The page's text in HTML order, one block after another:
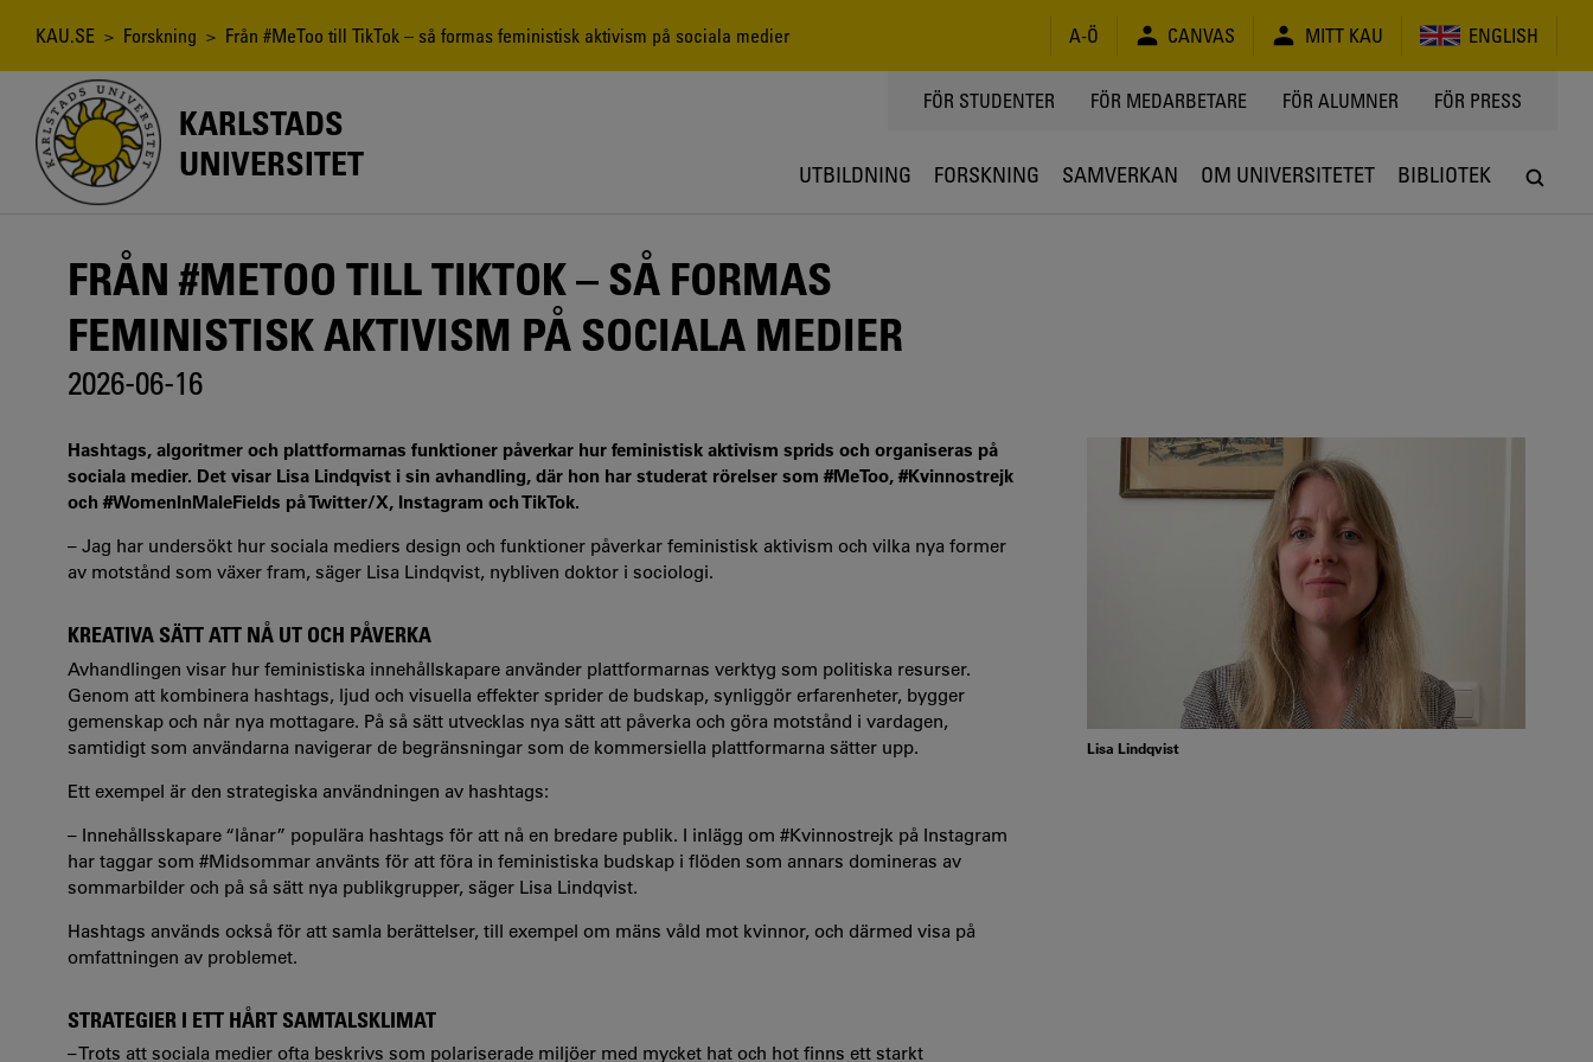
Länkstig
KAU.SE > Forskning > Från #MeToo till TikTok – så formas feministisk aktivism på sociala medier A-Ö CANVAS MITT KAU ENGLISH
KARLSTADS
UNIVERSITET
TOPPMENY
FÖR STUDENTER FÖR MEDARBETARE FÖR ALUMNER FÖR PRESS
UTBILDNING FORSKNING SAMVERKAN OM UNIVERSITETET BIBLIOTEK
FRÅN #METOO TILL TIKTOK – SÅ FORMAS
FEMINISTISK AKTIVISM PÅ SOCIALA MEDIER
2026-06-16
Hashtags, algoritmer och plattformarnas funktioner påverkar hur feministisk aktivism sprids och organiseras på
sociala medier. Det visar Lisa Lindqvist i sin avhandling, där hon har studerat rörelser som #MeToo, #Kvinnostrejk
och #WomenInMaleFields på Twitter/X, Instagram och TikTok.
– Jag har undersökt hur sociala mediers design och funktioner påverkar feministisk aktivism och vilka nya former
av motstånd som växer fram, säger Lisa Lindqvist, nybliven doktor i sociologi.
KREATIVA SÄTT ATT NÅ UT OCH PÅVERKA
Avhandlingen visar hur feministiska innehållskapare använder plattformarnas verktyg som politiska resurser.
Genom att kombinera hashtags, ljud och visuella effekter sprider de budskap, synliggör erfarenheter, bygger
gemenskap och når nya mottagare. På så sätt utvecklas nya sätt att påverka och göra motstånd i vardagen,
samtidigt som användarna navigerar de begränsningar som de kommersiella plattformarna sätter upp.
Ett exempel är den strategiska användningen av hashtags:
– Innehållsskapare “lånar” populära hashtags för att nå en bredare publik. I inlägg om #Kvinnostrejk på Instagram
har taggar som #Midsommar använts för att föra in feministiska budskap i flöden som annars domineras av
sommarbilder och på så sätt nya publikgrupper, säger Lisa Lindqvist.
Hashtags används också för att samla berättelser, till exempel om mäns våld mot kvinnor, och därmed visa på
omfattningen av problemet.
STRATEGIER I ETT HÅRT SAMTALSKLIMAT
– Trots att sociala medier ofta beskrivs som polariserade miljöer med mycket hat och hot finns ett starkt
Lisa Lindqvist